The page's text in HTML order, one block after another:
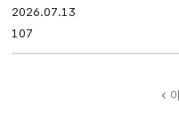
있음
2026.07.13
107